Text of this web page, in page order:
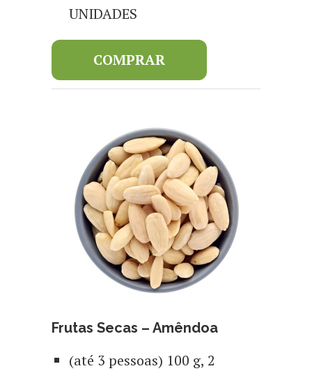
UNIDADES
COMPRAR
Frutas Secas – Amêndoa
(até 3 pessoas) 100 g, 2